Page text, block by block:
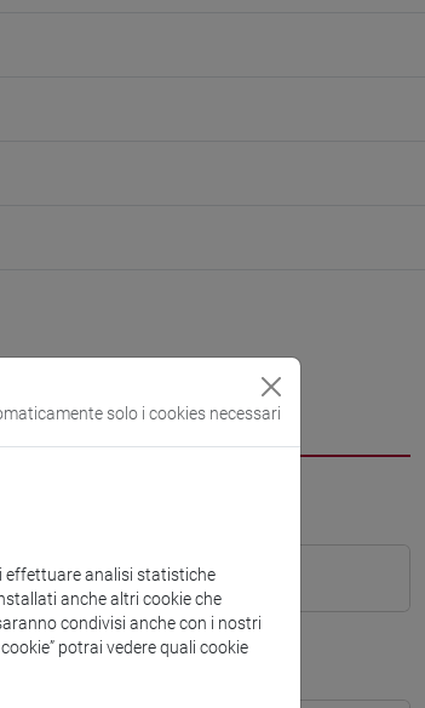
solo i cookies necessari
effettuare analisi statistiche
anche altri cookie che
condivisi anche con i nostri
potrai vedere quali cookie